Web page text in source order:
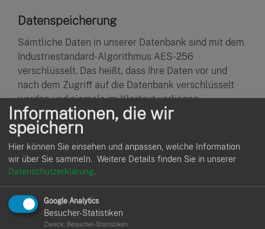
Datenspeicherung
Sämtliche Daten in unserer Datenbank sind mit dem
Industriestandard-Algorithmus AES-256
verschlüsselt. Das heißt, dass Ihre Daten vor und
nach dem Zugriff auf die Datenbank verschlüsselt
werden und niemals im Klartext vorliegen.
Unsere Software
Im Frontend (ReactJS) schützt in Kombination mit
der Verwendung von Unique User-Token die Benutzer
vor üblichen Bedrohungen wie beispielsweise Cross-
Site-Scripting (CSS/XSS) und Cross-Site-Request-
Forgery (CSRF/XSRF).
Informationen, die wir
speichern
Hier können Sie einsehen und anpassen, welche Information
wir über Sie sammeln. Weitere Details finden Sie in unserer
Datenschutzerklärung.
Google Analytics
Besucher-Statistiken
Zweck: Besucher-Statistiken